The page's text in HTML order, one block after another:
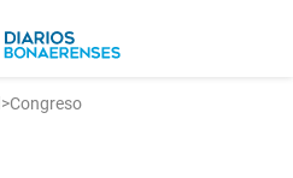
>Congreso